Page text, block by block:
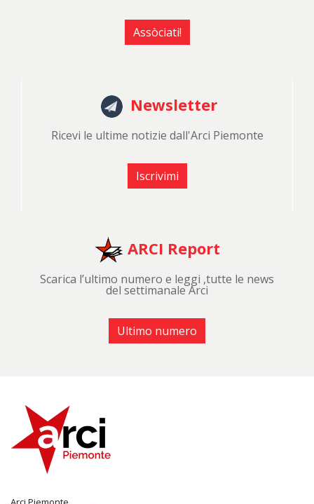
Assòciati!
Newsletter
Ricevi le ultime notizie dall'Arci Piemonte
Iscrivimi
ARCI Report
Scarica l’ultimo numero e leggi ,tutte le news
del settimanale Arci
Ultimo numero